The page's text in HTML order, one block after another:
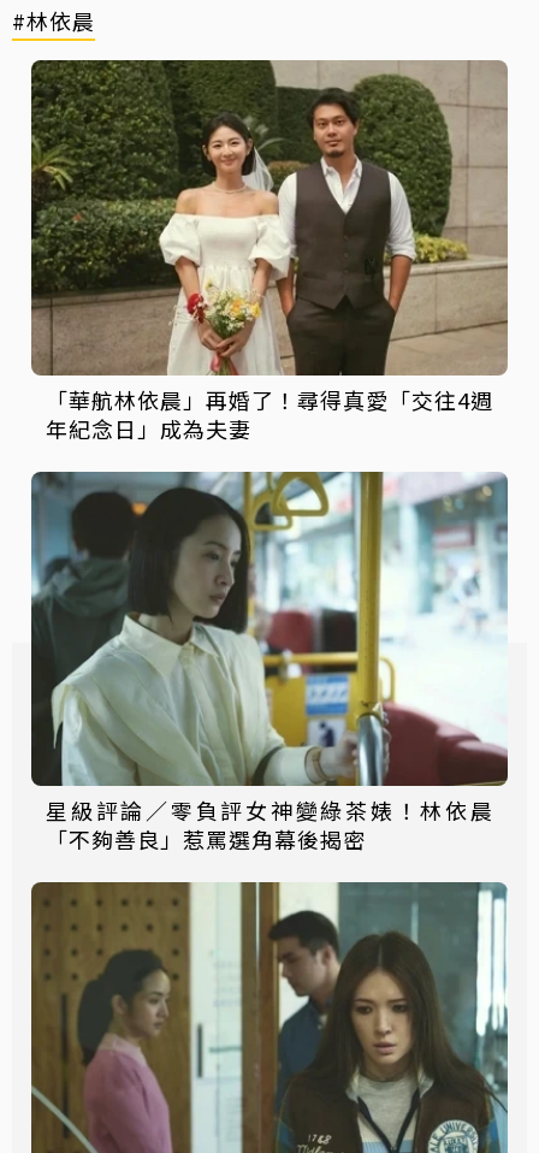
#林依晨
「華航林依晨」再婚了！尋得真愛「交往4週
年紀念日」成為夫妻
星級評論／零負評女神變綠茶婊！林依晨
「不夠善良」惹罵選角幕後揭密